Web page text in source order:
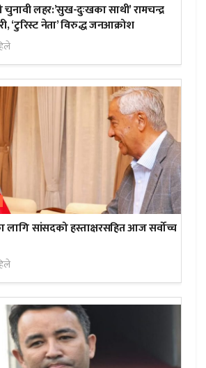
लहर:’सुख-दुःखका साथी’ रामचन्द्र
‘टुरिस्ट नेता’ विरुद्ध जनआक्रोश
लागि सांसदको हस्ताक्षरसहित आज सर्वोच्च